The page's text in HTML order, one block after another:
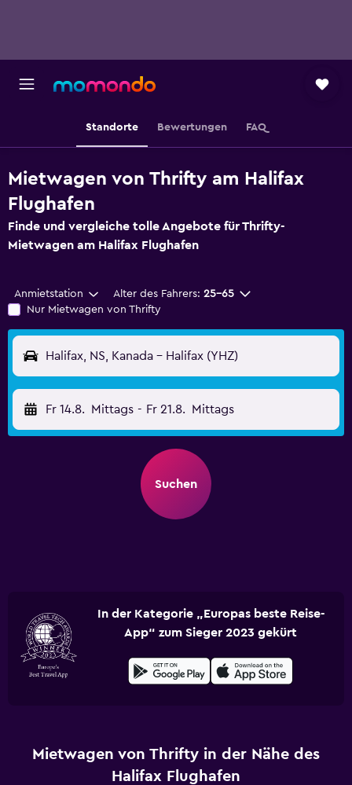
Standorte Bewertungen FAQ
Mietwagen von Thrifty am Halifax
Flughafen
Finde und vergleiche tolle Angebote für Thrifty-
Mietwagen am Halifax Flughafen
Anmietstation Alter des Fahrers: 25-65
Nur Mietwagen von Thrifty
Halifax, NS, Kanada - Halifax (YHZ)
Fr 14.8. Mittags - Fr 21.8. Mittags
Suchen
In der Kategorie „Europas beste Reise-
App“ zum Sieger 2023 gekürt
Mietwagen von Thrifty in der Nähe des
Halifax Flughafen